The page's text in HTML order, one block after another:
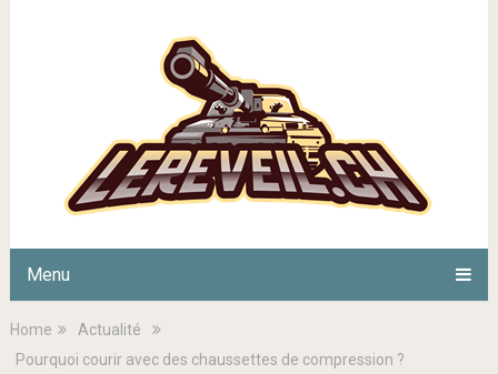
Menu
Home
Actualité
Pourquoi courir avec des chaussettes de compression ?